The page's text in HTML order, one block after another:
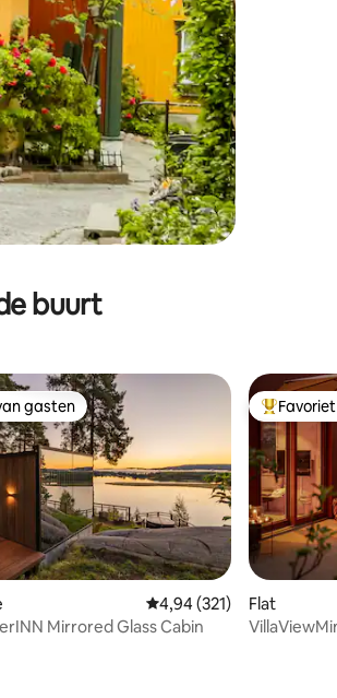
buurt
4,78 op 5, 295 recensies
gasten
gasten
Gemiddelde beoordeling
4,94 (321)
Mirrored Glass Cabin
Flat